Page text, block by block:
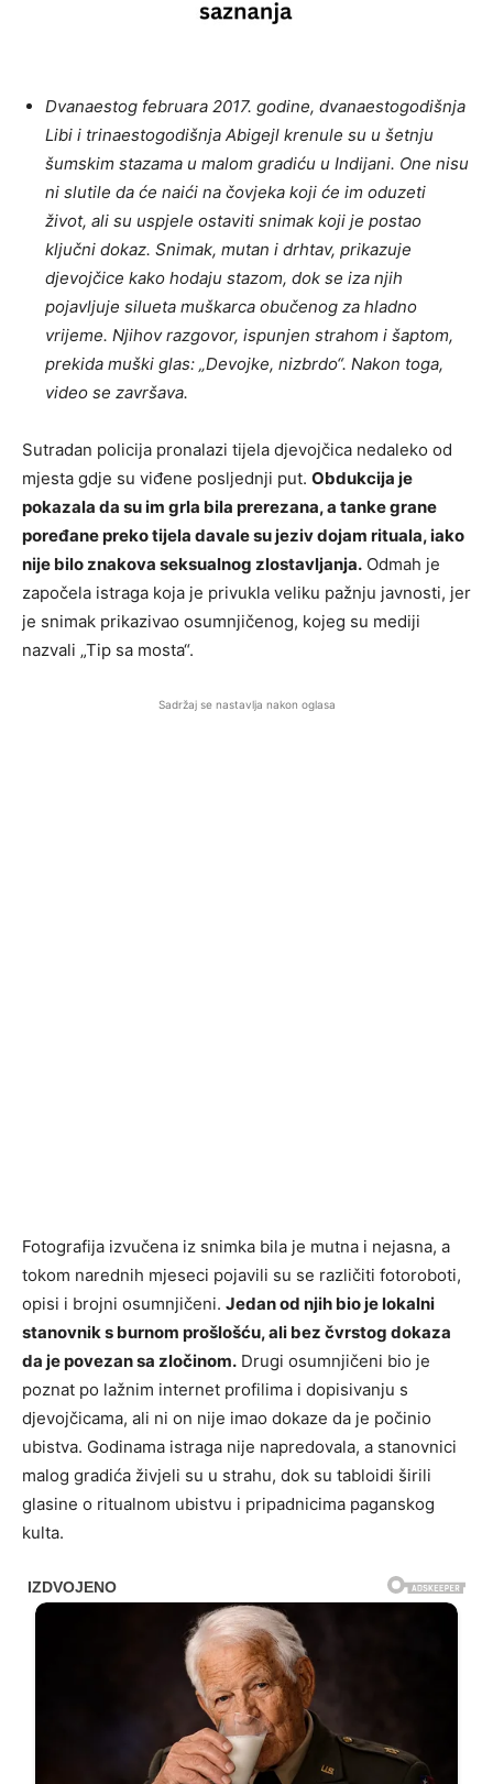
Dvanaestog februara 2017. godine, dvanaestogodišnja
Libi i trinaestogodišnja Abigejl krenule su u šetnju
šumskim stazama u malom gradiću u Indijani. One nisu
ni slutile da će naići na čovjeka koji će im oduzeti
život, ali su uspjele ostaviti snimak koji je postao
ključni dokaz. Snimak, mutan i drhtav, prikazuje
djevojčice kako hodaju stazom, dok se iza njih
pojavljuje silueta muškarca obučenog za hladno
vrijeme. Njihov razgovor, ispunjen strahom i šaptom,
prekida muški glas: „Devojke, nizbrdo“. Nakon toga,
video se završava.
Sutradan policija pronalazi tijela djevojčica nedaleko od
mjesta gdje su viđene posljednji put. Obdukcija je
pokazala da su im grla bila prerezana, a tanke grane
poređane preko tijela davale su jeziv dojam rituala, iako
nije bilo znakova seksualnog zlostavljanja. Odmah je
započela istraga koja je privukla veliku pažnju javnosti, jer
je snimak prikazivao osumnjičenog, kojeg su mediji
nazvali „Tip sa mosta“.
Sadržaj se nastavlja nakon oglasa
Fotografija izvučena iz snimka bila je mutna i nejasna, a
tokom narednih mjeseci pojavili su se različiti fotoroboti,
opisi i brojni osumnjičeni. Jedan od njih bio je lokalni
stanovnik s burnom prošlošću, ali bez čvrstog dokaza
da je povezan sa zločinom. Drugi osumnjičeni bio je
poznat po lažnim internet profilima i dopisivanju s
djevojčicama, ali ni on nije imao dokaze da je počinio
ubistva. Godinama istraga nije napredovala, a stanovnici
malog gradića živjeli su u strahu, dok su tabloidi širili
glasine o ritualnom ubistvu i pripadnicima paganskog
kulta.